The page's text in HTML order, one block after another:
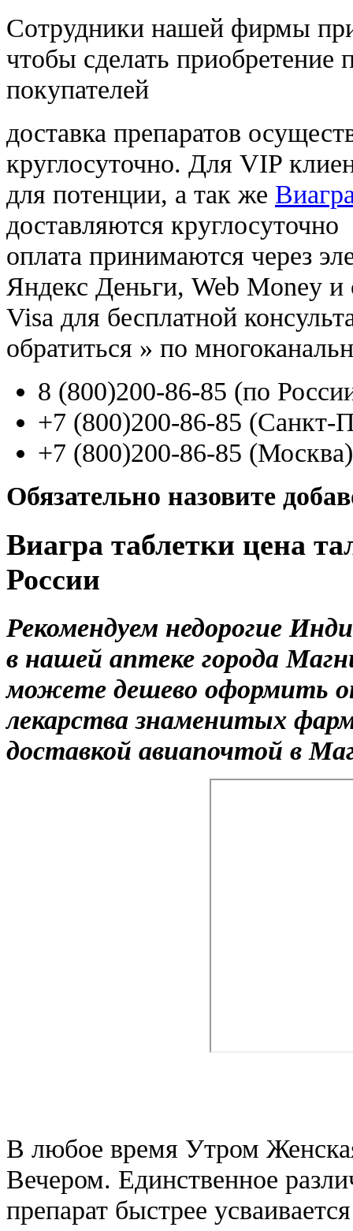
Cотрудники нашей фирмы
чтобы сделать приобретение
покупателей
доставка препаратов
круглосуточно. Для VIP
для потенции, а так же
доставляются круглосуточно
оплата принимаются через
Яндекс Деньги, Web Money и
Visa для бесплатной
обратиться » по
8 (800)200-86-85 (по
+7 (800)200-86-85 (Санкт-
+7 (800)200-86-85 (Москва)
Обязательно назовите
Виагра таблетки цена
России
Рекомендуем недорогие
в нашей аптеке города
можете дешево оформить
лекарства знаменитых
доставкой авиапочтой в
В любое время Утром
Вечером. Единственное
препарат быстрее